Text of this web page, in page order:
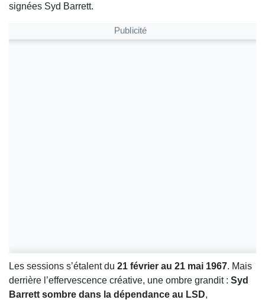
signées Syd Barrett.
Publicité
Les sessions s’étalent du 21 février au 21 mai 1967. Mais
derrière l’effervescence créative, une ombre grandit : Syd
Barrett sombre dans la dépendance au LSD,